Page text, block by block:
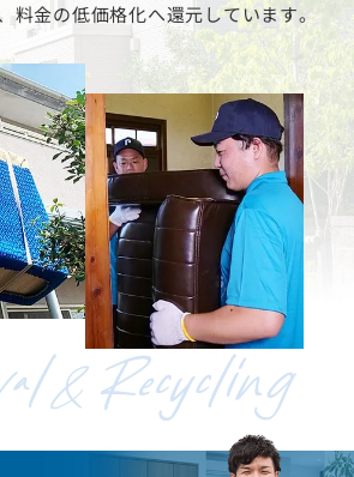
料金の低価格化へ還元しています。